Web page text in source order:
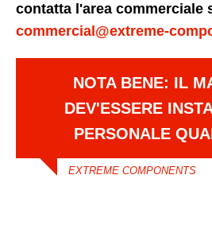
contatta l'area commerciale
commercial@extreme-
NOTA BENE: IL
DEV'ESSERE
PERSONALE
EXTREME COMPONENTS